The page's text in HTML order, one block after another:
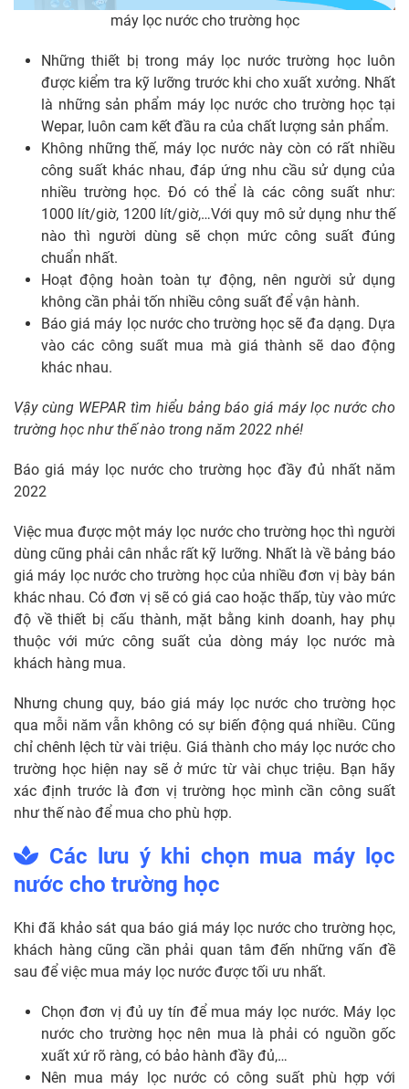
máy lọc nước cho trường học
Những thiết bị trong máy lọc nước trường học luôn
được kiểm tra kỹ lưỡng trước khi cho xuất xưởng. Nhất
là những sản phẩm máy lọc nước cho trường học tại
Wepar, luôn cam kết đầu ra của chất lượng sản phẩm.
Không những thế, máy lọc nước này còn có rất nhiều
công suất khác nhau, đáp ứng nhu cầu sử dụng của
nhiều trường học. Đó có thể là các công suất như:
1000 lít/giờ, 1200 lít/giờ,…Với quy mô sử dụng như thế
nào thì người dùng sẽ chọn mức công suất đúng
chuẩn nhất.
Hoạt động hoàn toàn tự động, nên người sử dụng
không cần phải tốn nhiều công suất để vận hành.
Báo giá máy lọc nước cho trường học sẽ đa dạng. Dựa
vào các công suất mua mà giá thành sẽ dao động
khác nhau.
Vậy cùng WEPAR tìm hiểu bảng báo giá máy lọc nước cho
trường học như thế nào trong năm 2022 nhé!
Báo giá máy lọc nước cho trường học đầy đủ nhất năm
2022
Việc mua được một máy lọc nước cho trường học thì người
dùng cũng phải cân nhắc rất kỹ lưỡng. Nhất là về bảng báo
giá máy lọc nước cho trường học của nhiều đơn vị bày bán
khác nhau. Có đơn vị sẽ có giá cao hoặc thấp, tùy vào mức
độ về thiết bị cấu thành, mặt bằng kinh doanh, hay phụ
thuộc với mức công suất của dòng máy lọc nước mà
khách hàng mua.
Nhưng chung quy, báo giá máy lọc nước cho trường học
qua mỗi năm vẫn không có sự biến động quá nhiều. Cũng
chỉ chênh lệch từ vài triệu. Giá thành cho máy lọc nước cho
trường học hiện nay sẽ ở mức từ vài chục triệu. Bạn hãy
xác định trước là đơn vị trường học mình cần công suất
như thế nào để mua cho phù hợp.
Các lưu ý khi chọn mua máy lọc
nước cho trường học
Khi đã khảo sát qua báo giá máy lọc nước cho trường học,
khách hàng cũng cần phải quan tâm đến những vấn đề
sau để việc mua máy lọc nước được tối ưu nhất.
Chọn đơn vị đủ uy tín để mua máy lọc nước. Máy lọc
nước cho trường học nên mua là phải có nguồn gốc
xuất xứ rõ ràng, có bảo hành đầy đủ,…
Nên mua máy lọc nước có công suất phù hợp với